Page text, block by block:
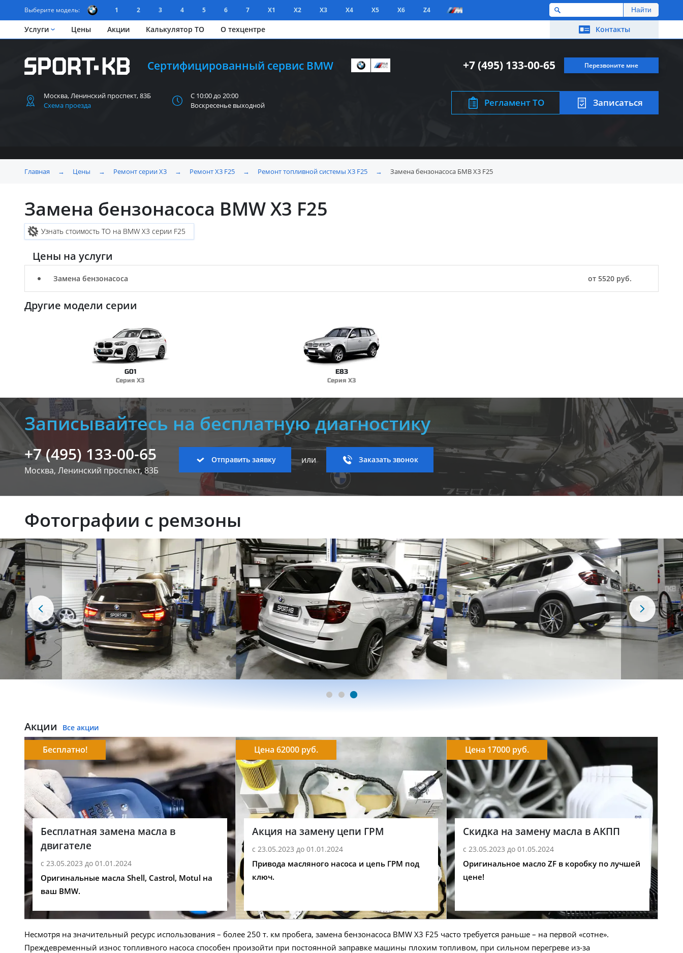
Выберите модель: 1 2 3 4 5 6 7 X1 X2 X3 X4 X5 X6 Z4
Услуги Цены Акции Калькулятор ТО О техцентре Контакты
Сертифицированный сервис BMW Перезвоните мне
+7 (495) 133-00-65
Москва, Ленинский проспект, 83Б
Схема проезда
С 10:00 до 20:00
Воскресенье выходной
Регламент ТО Записаться
Главная → Цены → Ремонт серии X3 → Ремонт X3 F25 → Ремонт топливной системы X3 F25 → Замена бензонасоса БМВ X3 F25
Замена бензонасоса BMW X3 F25
Узнать стоимость ТО на BMW X3 серии F25
Цены на услуги
Замена бензонасоса от 5520 руб.
Другие модели серии
G01
Серия X3
E83
Серия X3
Записывайтесь на бесплатную диагностику
+7 (495) 133-00-65
Москва, Ленинский проспект, 83Б
Отправить заявку или Заказать звонок
Фотографии с ремзоны
Акции Все акции
Бесплатная замена масла в
двигателе
с 23.05.2023 до 01.01.2024
Бесплатно!
Оригинальные масла Shell, Castrol, Motul на
ваш BMW.
Акция на замену цепи ГРМ
с 23.05.2023 до 01.01.2024
Цена 62000 руб.
Привода масляного насоса и цепь ГРМ под
ключ.
Скидка на замену масла в АКПП
с 23.05.2023 до 01.05.2024
Цена 17000 руб.
Оригинальное масло ZF в коробку по лучшей
цене!
Несмотря на значительный ресурс использования – более 250 т. км пробега, замена бензонасоса BMW X3 F25 часто требуется раньше – на первой «сотне».
Преждевременный износ топливного насоса способен произойти при постоянной заправке машины плохим топливом, при сильном перегреве из-за